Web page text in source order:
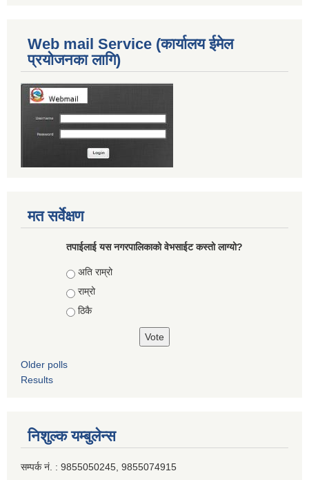
Web mail Service (कार्यालय ईमेल
प्रयोजनका लागि)
मत सर्वेक्षण
तपाईलाई यस नगरपालिकाको वेभसाईट कस्तो लाग्यो?
Choices
अति राम्रो
राम्रो
ठिकै
Older polls
Results
निशुल्क यम्बुलेन्स
सम्पर्क नं. : 9855050245, 9855074915